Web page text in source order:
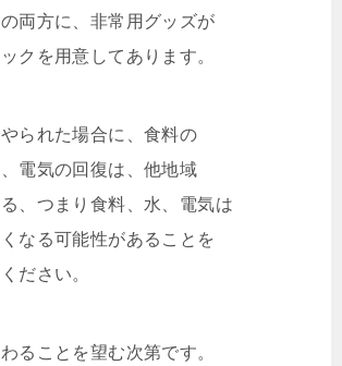
両方に、非常用グッズが
クを用意してあります。
られた場合に、食料の
電気の回復は、他地域
、つまり食料、水、電気は
なる可能性があることを
ださい。
ることを望む次第です。